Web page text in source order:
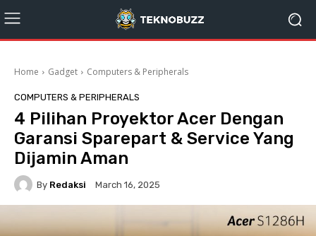
Home Gadget Computers & Peripherals
COMPUTERS & PERIPHERALS
4 Pilihan Proyektor Acer Dengan
Garansi Sparepart & Service Yang
Dijamin Aman
By Redaksi March 16, 2025